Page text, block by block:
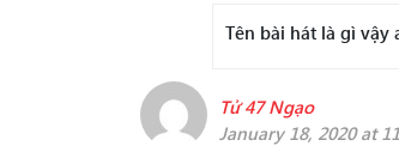
Tên bài hát là gì vậy
Tử 47 Ngạo
January 18, 2020 at